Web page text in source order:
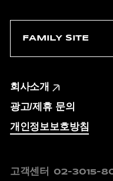
회사소개
광고/제휴 문의
개인정보보호방침
고객센터 02-3015-